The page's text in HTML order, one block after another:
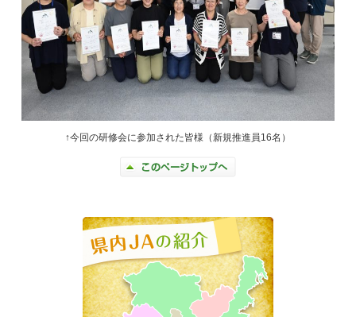
↑今回の研修会に参加された皆様（新規推進員16名）